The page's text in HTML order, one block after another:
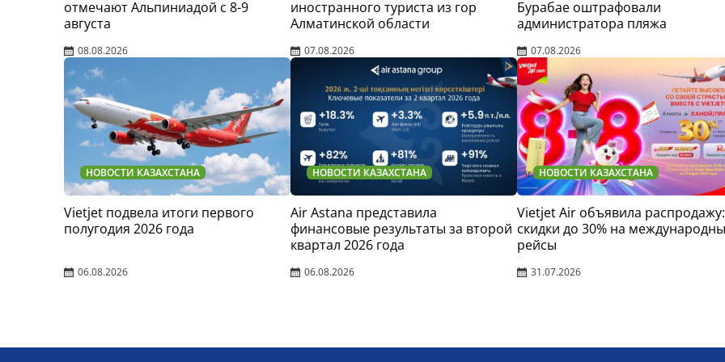
отмечают Альпиниадой с 8-9
августа
08.08.2026
иностранного туриста из гор
Алматинской области
07.08.2026
Бурабае оштрафовали
администратора пляжа
07.08.2026
НОВОСТИ КАЗАХСТАНА
Vietjet подвела итоги первого
полугодия 2026 года
06.08.2026
НОВОСТИ КАЗАХСТАНА
Air Astana представила
финансовые результаты за второй
квартал 2026 года
06.08.2026
НОВОСТИ КАЗАХСТАНА
Vietjet Air объявила распродажу:
скидки до 30% на
рейсы
31.07.2026